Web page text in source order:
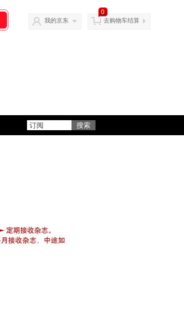
我的京东
0
去购物车结算